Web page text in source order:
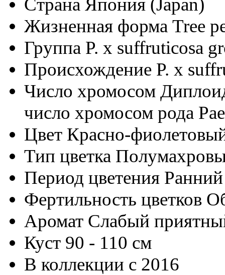
Жизненная форма Tree
Группа P. x suffruticosa
Происхождение P. x
Число хромосом
число хромосом рода
Цвет Красно-
Тип цветка
Период цветения
Фертильность цветков
Аромат Слабый
Куст 90 - 110 см
В коллекции с 2016